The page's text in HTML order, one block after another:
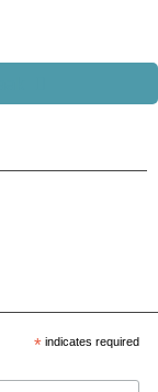
*indicates required